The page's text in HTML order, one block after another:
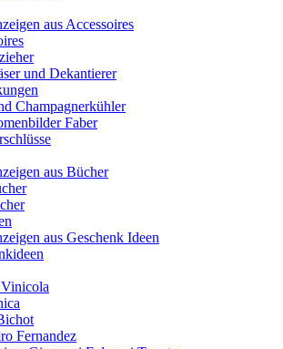
aus Accessoires
und Dekantierer
Champagnerkühler
Faber
aus Bücher
aus Geschenk Ideen
Fernandez